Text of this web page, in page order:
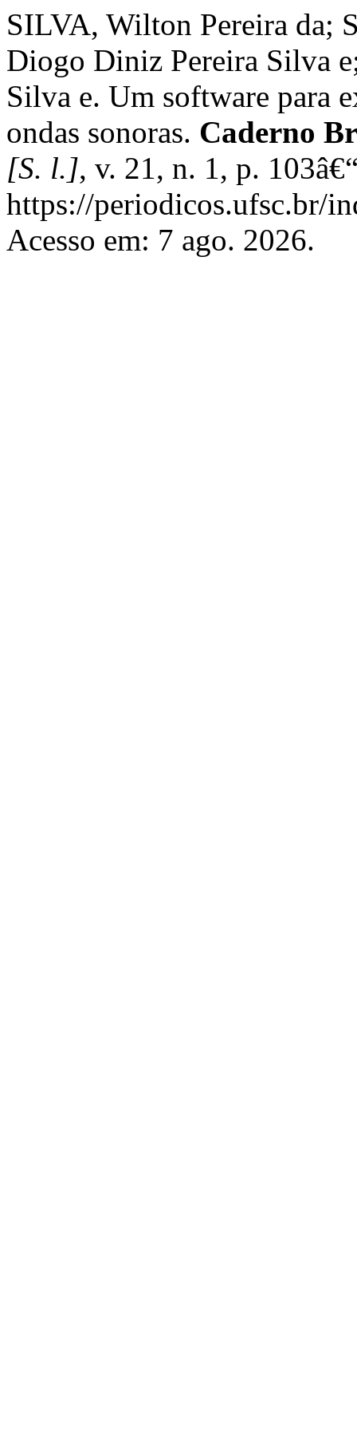
SILVA, Wilton Pereira da;
Diogo Diniz Pereira Silva
Silva e. Um software para
ondas sonoras. Caderno
[S. l.], v. 21, n. 1, p.
https://periodicos.ufsc.br/
Acesso em: 7 ago. 2026.